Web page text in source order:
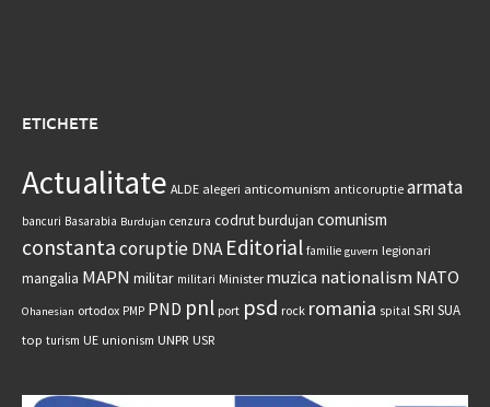
ETICHETE
Actualitate ALDE alegeri anticomunism anticoruptie armata
bancuri Basarabia Burdujan cenzura codrut burdujan comunism
constantacoruptie DNA Editorial familie guvern legionari
mangalia MAPN militar militari Minister muzica nationalism NATO
Ohanesian ortodox PMP PND pnl port psd rock romania spital SRI SUA
top turism UE unionism UNPR USR